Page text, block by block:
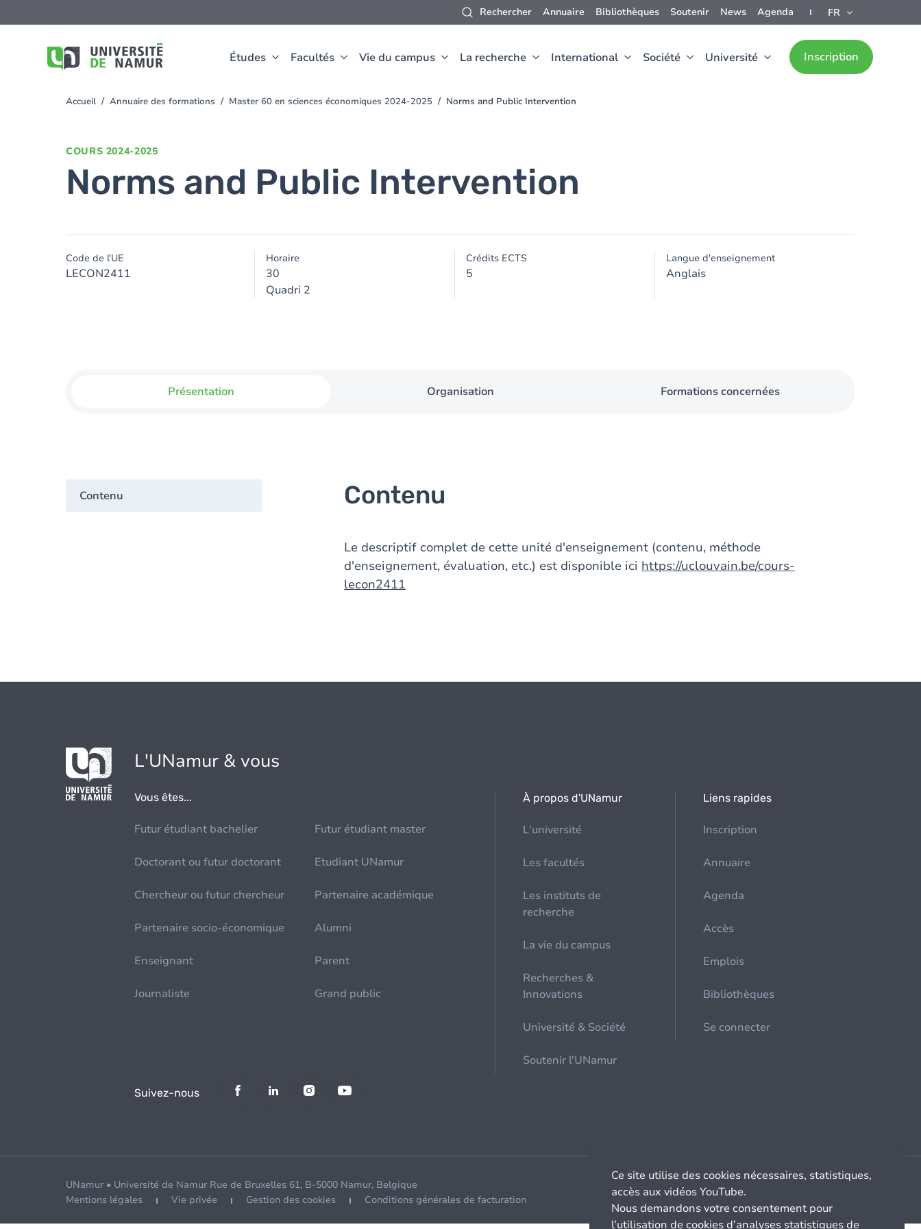
Rechercher Annuaire Bibliothèques Soutenir News Agenda FR
Études Facultés Vie du campus La recherche International Société Université Inscription
au
You
Accueil Annuaire des formations Master 60 en sciences économiques 2024-2025 Norms and Public Intervention
COURS 2024-2025
Norms and Public Intervention
Code de l'UE
LECON2411
Horaire
30
Quadri 2
Crédits ECTS
5
Langue d'enseignement
Anglais
Présentation Organisation Formations concernées
Contenu Contenu
Le descriptif complet de cette unité d'enseignement (contenu, méthode
d'enseignement, évaluation, etc.) est disponible ici https://uclouvain.be/cours-
lecon2411
L'UNamur & vous
Vous êtes...
Futur étudiant bachelier Futur étudiant master
Doctorant ou futur doctorant Etudiant UNamur
Chercheur ou futur chercheur Partenaire académique
Partenaire socio-économique Alumni
Enseignant Parent
Journaliste Grand public
À propos d'UNamur
L'université
Les facultés
Les instituts de
recherche
La vie du campus
Recherches &
Innovations
Université & Société
Soutenir l'UNamur
Liens rapides
Inscription
Annuaire
Agenda
Accès
Emplois
Bibliothèques
Se connecter
Suivez-nous
UNamur • Université de Namur Rue de Bruxelles 61, B-5000 Namur, Belgique
Mentions légales
Vie privée Gestion des cookies Conditions générales de facturation
Ce site utilise des cookies nécessaires, statistiques,
accès aux vidéos YouTube.
Nous demandons votre consentement pour
l’utilisation de cookies d’analyses statistiques de